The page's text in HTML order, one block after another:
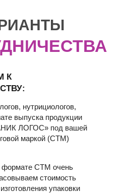
нутрициологов,
выпуска продукции
ЛОГОС» под вашей
маркой (СТМ)
К
формате СТМ очень
стоимость
упаковки